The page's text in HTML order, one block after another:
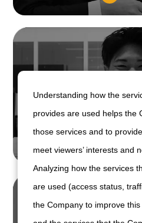
社員イン
Understanding how the
provides are used helps the
those services and to
meet viewers’ interests and
Analyzing how the services
are used (access status,
the Company to improve